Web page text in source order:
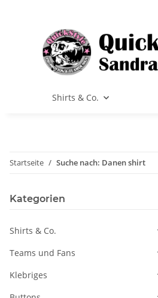
Shirts & Co.
Startseite Suche nach: Danen shirt
Kategorien
Shirts & Co.
Teams und Fans
Klebriges